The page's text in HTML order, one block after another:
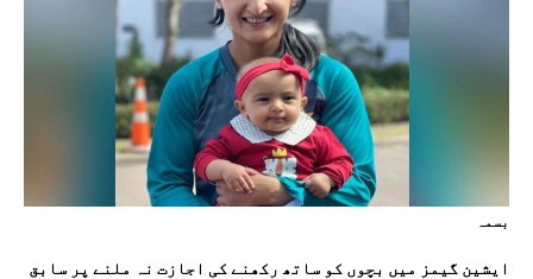
بسمہ
ایشین گیمز میں بچوں کو ساتھ رکھنے کی اجازت نہ ملنے پر سابق